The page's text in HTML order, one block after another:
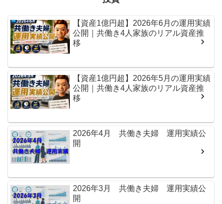
【資産1億円超】2026年6月の運用実績
公開｜共働き4人家族のリアル資産推
移
【資産1億円超】2026年5月の運用実績
公開｜共働き4人家族のリアル資産推
移
2026年4月 共働き夫婦 運用実績公
開
2026年3月 共働き夫婦 運用実績公
開